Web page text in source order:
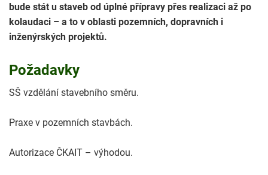
bude stát u staveb od úplné přípravy přes realizaci až po
kolaudaci – a to v oblasti pozemních, dopravních i
inženýrských projektů.
Požadavky
SŠ vzdělání stavebního směru.
Praxe v pozemních stavbách.
Autorizace ČKAIT – výhodou.